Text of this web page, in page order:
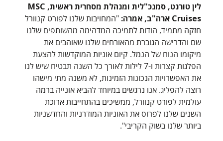
לין טורנט, סמנכ"לית ומנהלת מסחרית ראשית, MSC
Cruises ארה"ב, אמרה:
"המחויבות שלנו לפורט קנוורל
חזקה מתמיד, הודות לתמיכה המדהימה מהשותפים שלנו
שם והדרישה הגוברת מהאורחים שלנו שאוהבים את
מיקומו הנוח של הנמל. קיום אוניות המוקדשות להצעת
הפלגות קצרות ו-7 לילות לאורך כל השנה תבטיח שיש לנו
את האפשרויות הנכונות הזמינות, לא משנה מתי מישהו
רוצה להפליג. אנו נרגשים במיוחד להביא אונייה ברמה
עולמית לפורט קנוורל, ממשיכים בהתחייבות ארוכת
השנים שלנו לפרוס את האוניות המודרניות והחדשניות
ביותר שלנו בשוק הקריבי".